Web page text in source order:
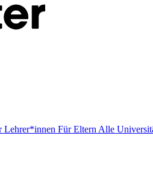
Lehrer*innen Für ElternAlle